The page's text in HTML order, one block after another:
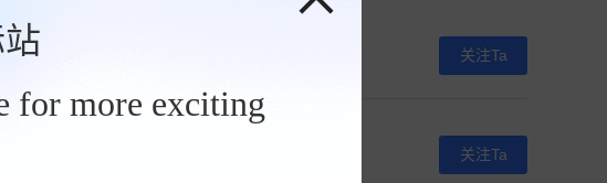
for more exciting
关注Ta
关注Ta